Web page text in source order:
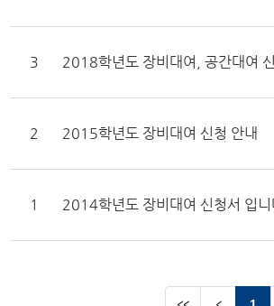
3 2018학년도 장비대여, 공간대여
2 2015학년도 장비대여 신청 안내
1 2014학년도 장비대여 신청서 입니